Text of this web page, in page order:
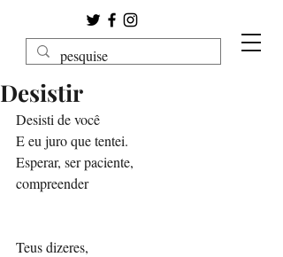
Desistir
Desisti de você
E eu juro que tentei.
Esperar, ser paciente,
compreender
Teus dizeres,